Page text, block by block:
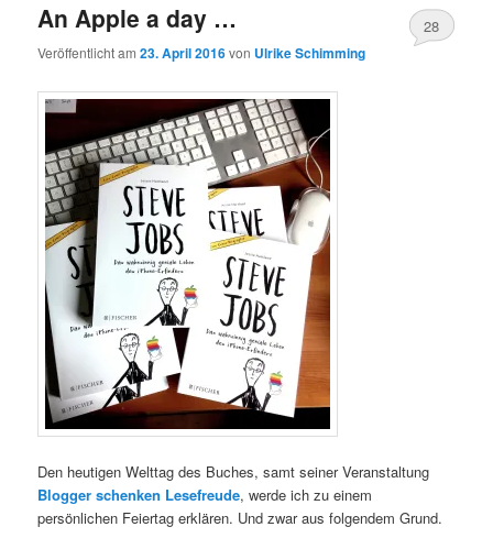
An Apple a day …
Veröffentlicht am23. April 2016von Ulrike Schimming
28
Den heutigen Welttag des Buches, samt seiner Veranstaltung
Blogger schenken Lesefreude, werde ich zu einem
persönlichen Feiertag erklären. Und zwar aus folgendem Grund.